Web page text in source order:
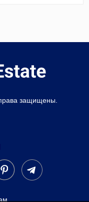
защищены.